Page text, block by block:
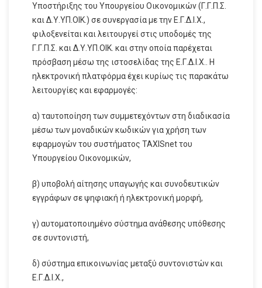
Υποστήριξης του Υπουργείου Οικονομικών (Γ.Γ.Π.Σ.
και Δ.Υ.ΥΠ.ΟΙΚ.) σε συνεργασία με την Ε.Γ.Δ.Ι.Χ.,
φιλοξενείται και λειτουργεί στις υποδομές της
Γ.Γ.Π.Σ. και Δ.Υ.ΥΠ.ΟΙΚ. και στην οποία παρέχεται
πρόσβαση μέσω της ιστοσελίδας της Ε.Γ.Δ.Ι.Χ.. Η
ηλεκτρονική πλατφόρμα έχει κυρίως τις παρακάτω
λειτουργίες και εφαρμογές:
α) ταυτοποίηση των συμμετεχόντων στη διαδικασία
μέσω των μοναδικών κωδικών για χρήση των
εφαρμογών του συστήματος TAXISnet του
Υπουργείου Οικονομικών,
β) υποβολή αίτησης υπαγωγής και συνοδευτικών
εγγράφων σε ψηφιακή ή ηλεκτρονική μορφή,
γ) αυτοματοποιημένο σύστημα ανάθεσης υπόθεσης
σε συντονιστή,
δ) σύστημα επικοινωνίας μεταξύ συντονιστών και
Ε.Γ.Δ.Ι.Χ.,